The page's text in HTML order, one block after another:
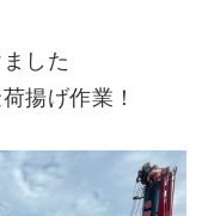
した
揚げ作業！